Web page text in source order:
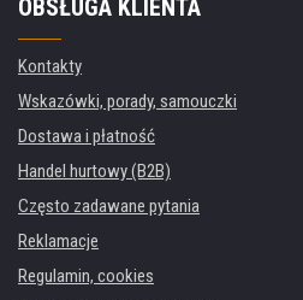
OBSŁUGA KLIENTA
Kontakty
Wskazówki, porady, samouczki
Dostawa i płatność
Handel hurtowy (B2B)
Często zadawane pytania
Reklamacje
Regulamin, cookies